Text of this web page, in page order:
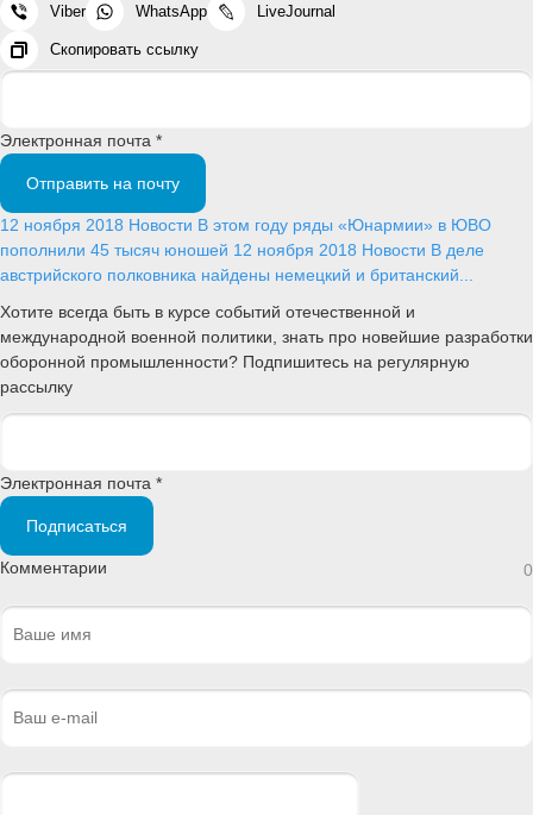
Viber WhatsApp LiveJournal
Скопировать ссылку
Электронная почта *
Отправить на почту
12 ноября 2018 Новости В этом году ряды «Юнармии» в ЮВО
пополнили 45 тысяч юношей 12 ноября 2018 Новости В деле
австрийского полковника найдены немецкий и британский...
Хотите всегда быть в курсе событий отечественной и
международной военной политики, знать про новейшие разработки
оборонной промышленности? Подпишитесь на регулярную
рассылку
Электронная почта *
Подписаться
Комментарии 0